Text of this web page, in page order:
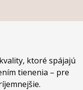
ktoré spájajú
tienenia – pre